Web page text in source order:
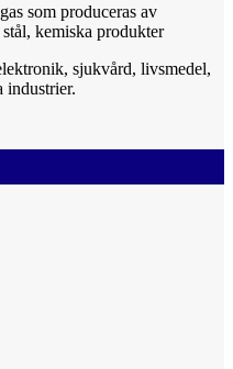
som produceras av
kemiska produkter
sjukvård, livsmedel,
industrier.